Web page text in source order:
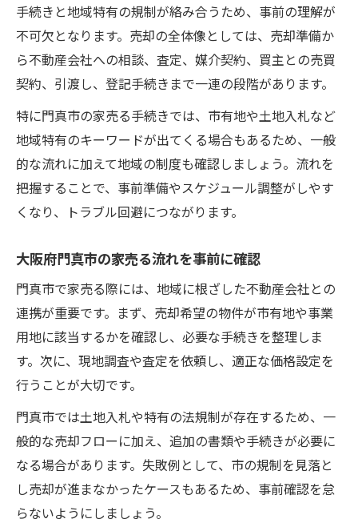
市有地・事業用地売却に家売る注意点
初めて家売る場合の手順と書類準備
初めて家売る際の基本手順を徹底解説
家売るための売買契約成立までの流れ
家売る相談から登記までの進め方
家売るとき書類不備を防ぐチェック方法
権利書なしでも家売る方法とは何か
家売る時権利書紛失時の対応策解説
家売る際の本人確認書類と補完方法
権利書再発行不可時の家売る流れとは
家売る際の司法書士活用ポイント
家を売った時に発生する手数料の仕組み
家売る手続き時の手数料内訳を解説
家売る時に発生する主な費用とその特徴
仲介手数料など家売る際の費用ポイント
家売る経費節約のための実践的アドバイス
家売る手続きで注意したい費用精算方法
手続きと地域特有の規制が絡み合うため、事前の理解が
不可欠となります。売却の全体像としては、売却準備か
ら不動産会社への相談、査定、媒介契約、買主との売買
契約、引渡し、登記手続きまで一連の段階があります。
特に門真市の家売る手続きでは、市有地や土地入札など
地域特有のキーワードが出てくる場合もあるため、一般
的な流れに加えて地域の制度も確認しましょう。流れを
把握することで、事前準備やスケジュール調整がしやす
くなり、トラブル回避につながります。
大阪府門真市の家売る流れを事前に確認
門真市で家売る際には、地域に根ざした不動産会社との
連携が重要です。まず、売却希望の物件が市有地や事業
用地に該当するかを確認し、必要な手続きを整理しま
す。次に、現地調査や査定を依頼し、適正な価格設定を
行うことが大切です。
門真市では土地入札や特有の法規制が存在するため、一
般的な売却フローに加え、追加の書類や手続きが必要に
なる場合があります。失敗例として、市の規制を見落と
し売却が進まなかったケースもあるため、事前確認を怠
らないようにしましょう。